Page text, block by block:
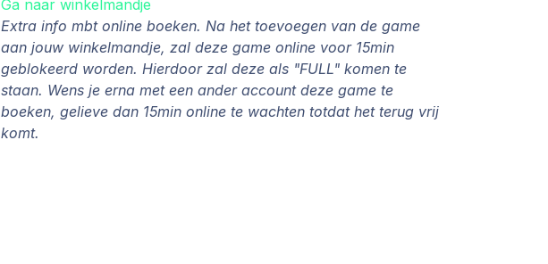
Ga naar winkelmandje
Extra info mbt online boeken. Na het toevoegen van de game
aan jouw winkelmandje, zal deze game online voor 15min
geblokeerd worden. Hierdoor zal deze als "FULL" komen te
staan. Wens je erna met een ander account deze game te
boeken, gelieve dan 15min online te wachten totdat het terug vrij
komt.